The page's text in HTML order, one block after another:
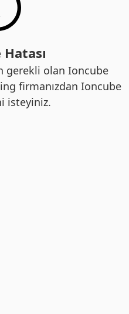
gerekli olan Ioncube
firmanızdan Ioncube
isteyiniz.